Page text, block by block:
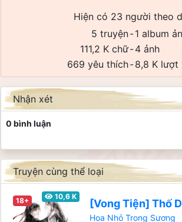
Hiện có 23 người theo
5 truyện-1 album
111,2 K chữ-4 ảnh
669 yêu thích-8,8 K lượt
Nhận xét
0 bình luận
Truyện cùng thể loại
18+ 10,6 K
[Vong Tiện] Thố
Hoa Nhỏ Trong Sương